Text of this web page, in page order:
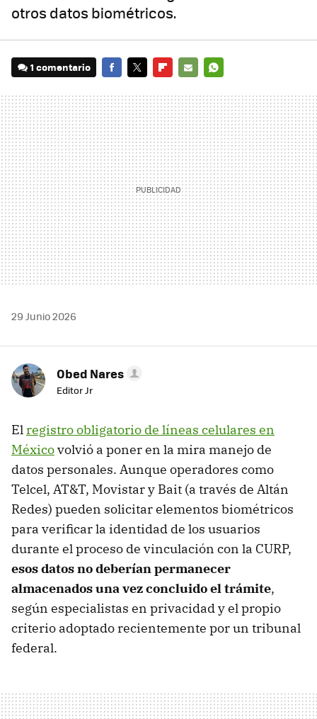
otros datos biométricos.
1 comentario
MAIL
29 Junio 2026
Obed Nares
Editor Jr
Elregistro obligatorio de líneas celulares en
Méxicovolvió a poner en la mira manejo de
datos personales. Aunque operadores como
Telcel, AT&T, Movistar y Bait (a través de Altán
Redes) pueden solicitar elementos biométricos
para verificar la identidad de los usuarios
durante el proceso de vinculación con la CURP,
esos datos no deberían permanecer
almacenados una vez concluido el trámite,
según especialistas en privacidad y el propio
criterio adoptado recientemente por un tribunal
federal.